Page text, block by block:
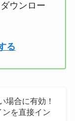
ウンロー
る
場合に有効！
を直接イン